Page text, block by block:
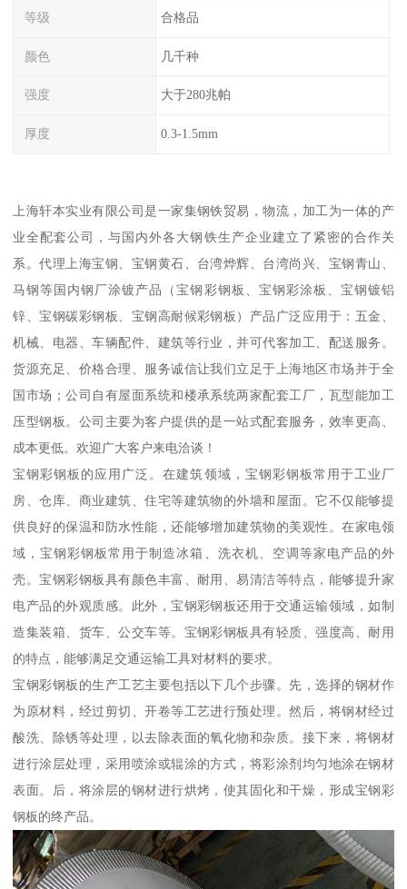
等级 合格品
颜色 几千种
强度 大于280兆帕
厚度 0.3-1.5mm
上海轩本实业有限公司是一家集钢铁贸易，物流，加工为一体的产
业全配套公司，与国内外各大钢铁生产企业建立了紧密的合作关
系。代理上海宝钢、宝钢黄石、台湾烨辉、台湾尚兴、宝钢青山、
马钢等国内钢厂涂镀产品（宝钢彩钢板、宝钢彩涂板、宝钢镀铝
锌、宝钢碳彩钢板、宝钢高耐候彩钢板）产品广泛应用于：五金、
机械、电器、车辆配件、建筑等行业，并可代客加工、配送服务。
货源充足、价格合理、服务诚信让我们立足于上海地区市场并于全
国市场；公司自有屋面系统和楼承系统两家配套工厂，瓦型能加工
压型钢板。公司主要为客户提供的是一站式配套服务，效率更高、
成本更低。欢迎广大客户来电洽谈！
宝钢彩钢板的应用广泛。在建筑领域，宝钢彩钢板常用于工业厂
房、仓库、商业建筑、住宅等建筑物的外墙和屋面。它不仅能够提
供良好的保温和防水性能，还能够增加建筑物的美观性。在家电领
域，宝钢彩钢板常用于制造冰箱、洗衣机、空调等家电产品的外
壳。宝钢彩钢板具有颜色丰富、耐用、易清洁等特点，能够提升家
电产品的外观质感。此外，宝钢彩钢板还用于交通运输领域，如制
造集装箱、货车、公交车等。宝钢彩钢板具有轻质、强度高、耐用
的特点，能够满足交通运输工具对材料的要求。
宝钢彩钢板的生产工艺主要包括以下几个步骤。先，选择的钢材作
为原材料，经过剪切、开卷等工艺进行预处理。然后，将钢材经过
酸洗、除锈等处理，以去除表面的氧化物和杂质。接下来，将钢材
进行涂层处理，采用喷涂或辊涂的方式，将彩涂剂均匀地涂在钢材
表面。后，将涂层的钢材进行烘烤，使其固化和干燥，形成宝钢彩
钢板的终产品。